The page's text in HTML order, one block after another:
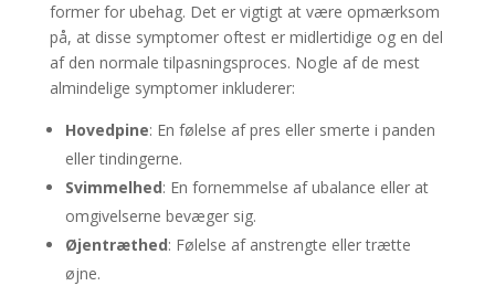
former for ubehag. Det er vigtigt at være opmærksom
på, at disse symptomer oftest er midlertidige og en del
af den normale tilpasningsproces. Nogle af de mest
almindelige symptomer inkluderer:
Hovedpine: En følelse af pres eller smerte i panden
eller tindingerne.
Svimmelhed: En fornemmelse af ubalance eller at
omgivelserne bevæger sig.
Øjentræthed: Følelse af anstrengte eller trætte
øjne.